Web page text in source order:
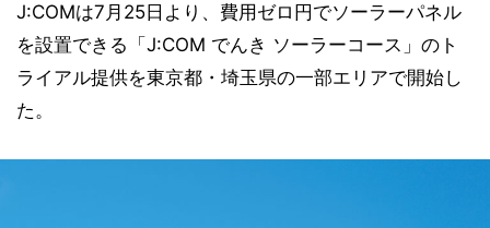
J:COMは7月25日より、費用ゼロ円でソーラーパネル
を設置できる「J:COM でんき ソーラーコース」のト
ライアル提供を東京都・埼玉県の一部エリアで開始し
た。